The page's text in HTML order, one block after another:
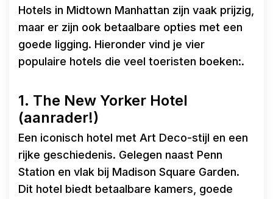
Hotels in Midtown Manhattan zijn vaak prijzig,
maar er zijn ook betaalbare opties met een
goede ligging. Hieronder vind je vier
populaire hotels die veel toeristen boeken:.
1. The New Yorker Hotel
(aanrader!)
Een iconisch hotel met Art Deco-stijl en een
rijke geschiedenis. Gelegen naast Penn
Station en vlak bij Madison Square Garden.
Dit hotel biedt betaalbare kamers, goede